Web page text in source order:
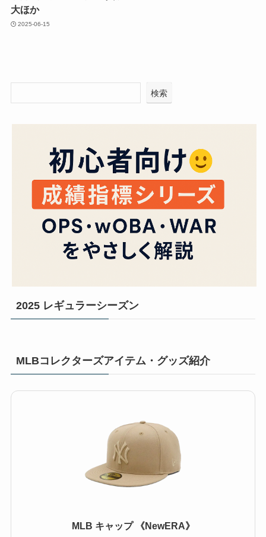
大ほか
2025-06-15
検索
2025 レギュラーシーズン
MLBコレクターズアイテム・グッズ紹介
MLB キャップ 《NewERA》